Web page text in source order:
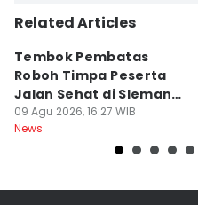
Related Articles
Tembok Pembatas
Roboh Timpa Peserta
Jalan Sehat di Sleman,
10 Orang Luka
09 Agu 2026, 16:27 WIB
News